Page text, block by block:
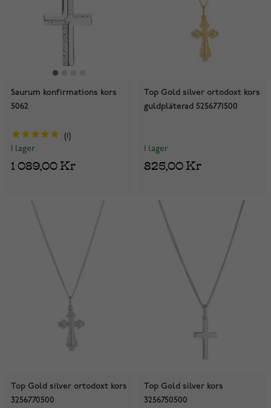
Saurum konfirmations kors
5062
I lager
1 089,00 Kr
Top Gold silver ortodoxt kors
guldpläterad 5256771500
I lager
825,00 Kr
Top Gold silver ortodoxt kors
3256770500
Top Gold silver kors
3256750500